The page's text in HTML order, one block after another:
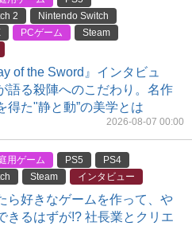
2
Nintendo Switch
PCゲーム
Steam
of the Sword』インタビュ
語る殺陣へのこだわり。名作
得た"静と動”の美学とは
2026-08-07 00:00
用ゲーム PS5
PS4
Steam インタビュー
ら好きなゲームを作って、や
きるはずが!? 社長業とクリエ